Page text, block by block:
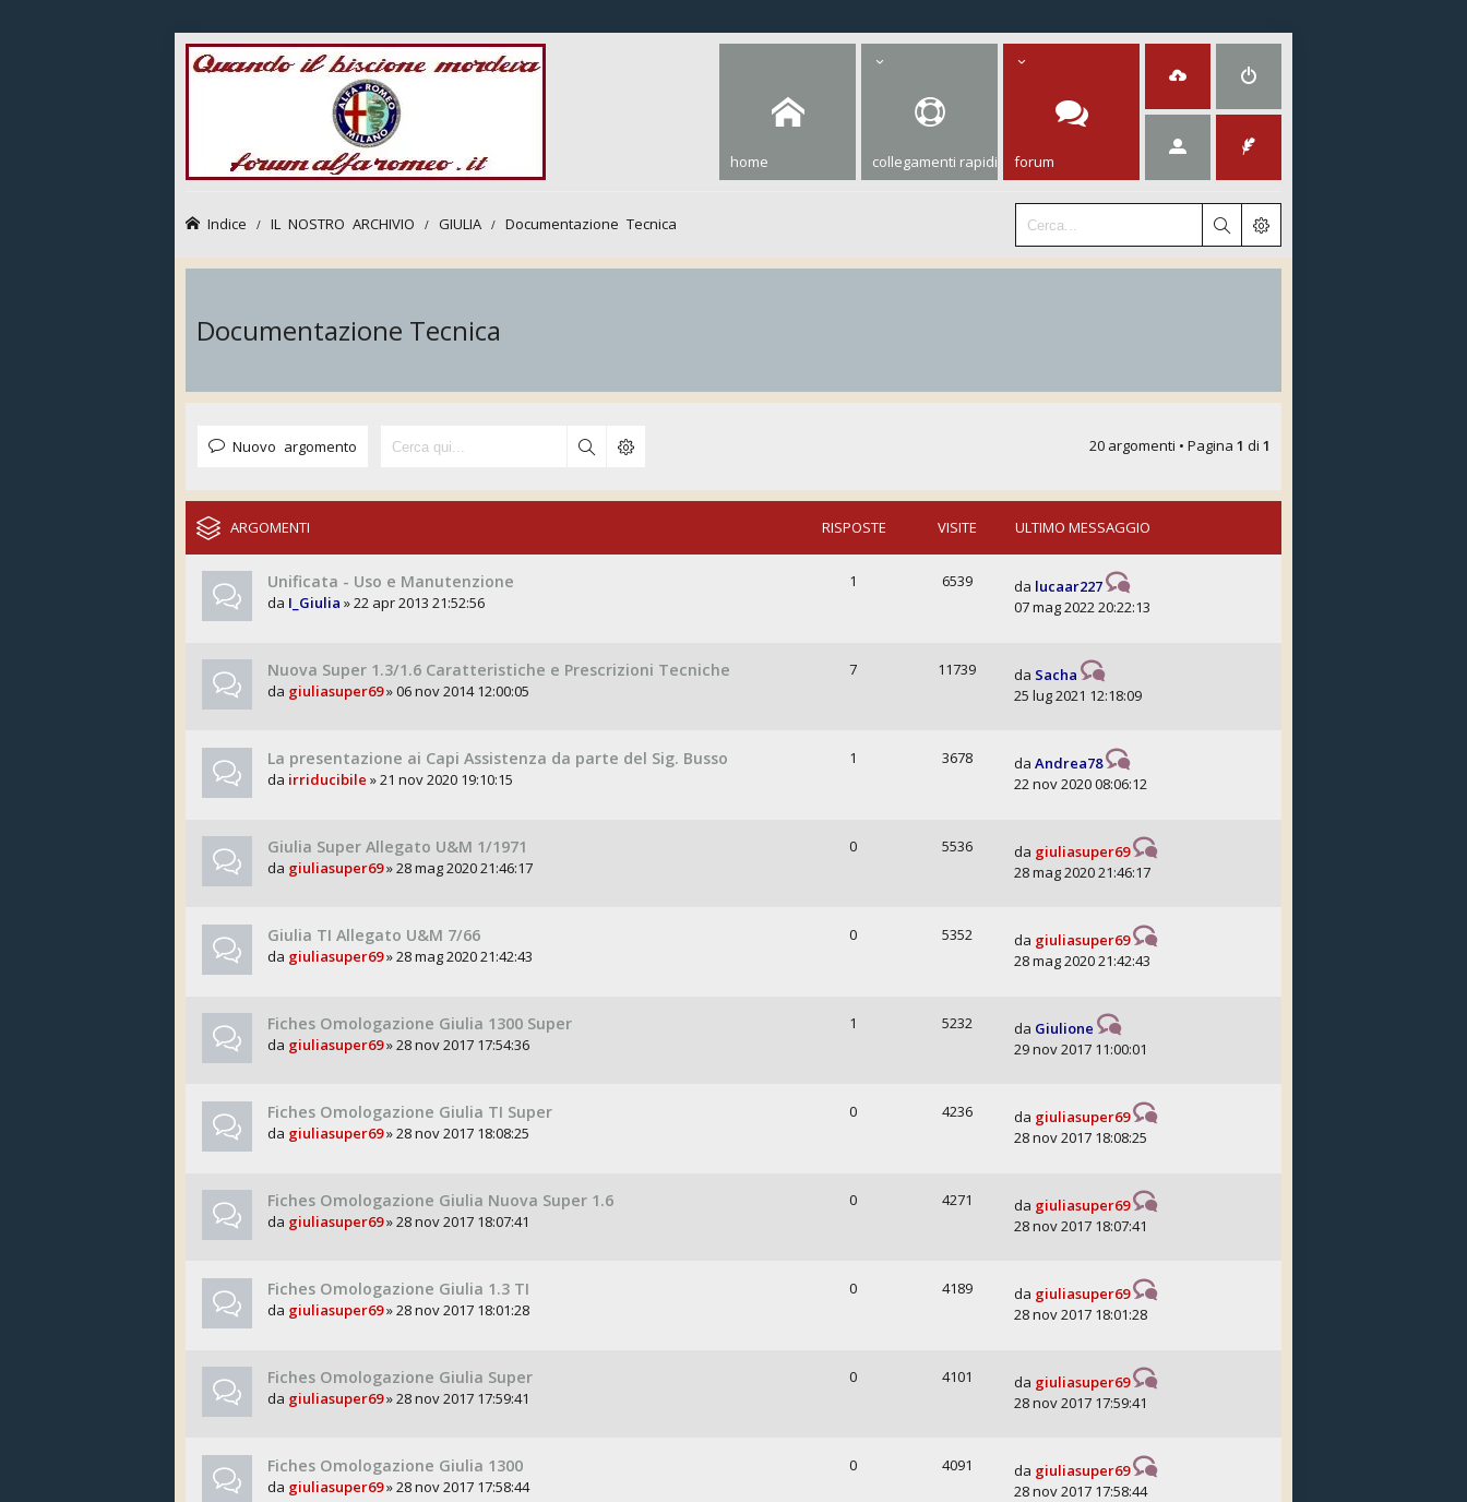
home collegamenti rapidi forum
Indice IL NOSTRO ARCHIVIO GIULIA Documentazione Tecnica
Documentazione Tecnica
Nuovo argomento 20 argomenti • Pagina 1 di 1
ARGOMENTI RISPOSTE VISITE ULTIMO MESSAGGIO
Unificata - Uso e Manutenzione
da I_Giulia » 22 apr 2013 21:52:56
1 6539 da lucaar227
07 mag 2022 20:22:13
Nuova Super 1.3/1.6 Caratteristiche e Prescrizioni Tecniche
da giuliasuper69» 06 nov 2014 12:00:05
7 11739 da Sacha
25 lug 2021 12:18:09
La presentazione ai Capi Assistenza da parte del Sig. Busso
da irriducibile » 21 nov 2020 19:10:15
1 3678 da Andrea78
22 nov 2020 08:06:12
Giulia Super Allegato U&M 1/1971
da giuliasuper69» 28 mag 2020 21:46:17
0 5536 da giuliasuper69
28 mag 2020 21:46:17
Giulia TI Allegato U&M 7/66
da giuliasuper69» 28 mag 2020 21:42:43
0 5352 da giuliasuper69
28 mag 2020 21:42:43
Fiches Omologazione Giulia 1300 Super
da giuliasuper69» 28 nov 2017 17:54:36
1 5232 da Giulione
29 nov 2017 11:00:01
Fiches Omologazione Giulia TI Super
da giuliasuper69» 28 nov 2017 18:08:25
0 4236 da giuliasuper69
28 nov 2017 18:08:25
Fiches Omologazione Giulia Nuova Super 1.6
da giuliasuper69» 28 nov 2017 18:07:41
0 4271 da giuliasuper69
28 nov 2017 18:07:41
Fiches Omologazione Giulia 1.3 TI
da giuliasuper69» 28 nov 2017 18:01:28
0 4189 da giuliasuper69
28 nov 2017 18:01:28
Fiches Omologazione Giulia Super
da giuliasuper69» 28 nov 2017 17:59:41
0 4101 da giuliasuper69
28 nov 2017 17:59:41
Fiches Omologazione Giulia 1300
da giuliasuper69» 28 nov 2017 17:58:44
0 4091 da giuliasuper69
28 nov 2017 17:58:44